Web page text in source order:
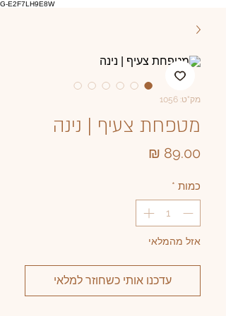
G-E2F7LH9E8W
מק"ט: 1056
מטפחת צעיף | נינה
כמות *
אזל מהמלאי
עדכנו אותי כשחוזר למלאי